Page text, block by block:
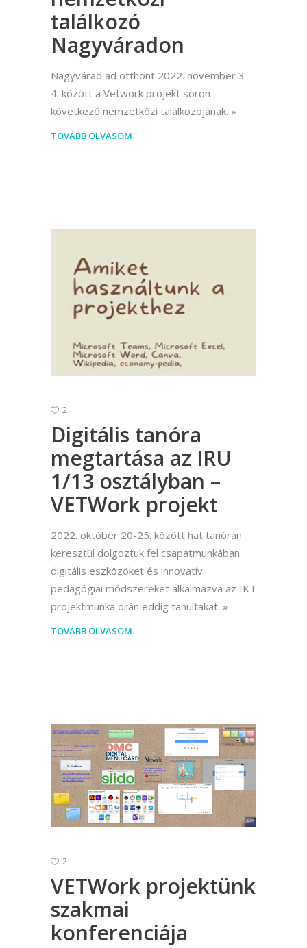
találkozó
Nagyváradon
Nagyvárad ad otthont 2022. november 3-
4. között a Vetwork projekt soron
következő nemzetközi találkozójának.
TOVÁBB OLVASOM
2
Digitális tanóra
megtartása az IRU
1/13 osztályban –
VETWork projekt
2022. október 20-25. között hat tanórán
keresztül dolgoztuk fel csapatmunkában
digitális eszközöket és innovatív
pedagógiai módszereket alkalmazva az IKT
projektmunka órán eddig tanultakat.
TOVÁBB OLVASOM
2
VETWork projektünk
szakmai
konferenciája